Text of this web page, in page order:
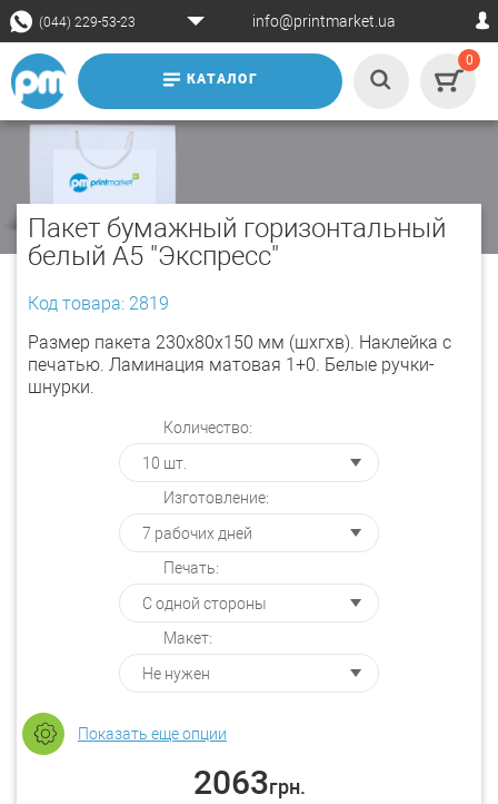
(044) 229-53-23 info@printmarket.ua
КАТАЛОГ
0
Пакет бумажный горизонтальный
белый А5 "Экспресс"
Код товара: 2819
Размер пакета 230х80х150 мм (шхгхв). Наклейка с
печатью. Ламинация матовая 1+0. Белые ручки-
шнурки.
Количество:
Изготовление:
Печать:
Макет:
Показать еще опции
2063грн.